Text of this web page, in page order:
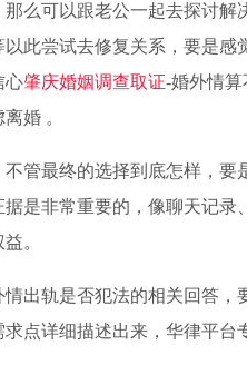
那么可以跟老公一起去探讨
此尝试去修复关系，要是感
心肇庆婚姻调查取证-婚外情
婚 。
管最终的选择到底怎样，要
是非常重要的，像聊天记录
。
出轨是否犯法的相关回答，
点详细描述出来，华律平台